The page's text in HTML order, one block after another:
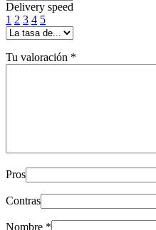
Delivery speed
1 2 3 4 5
Tu valoración *
Pros
Contras
Nombre *